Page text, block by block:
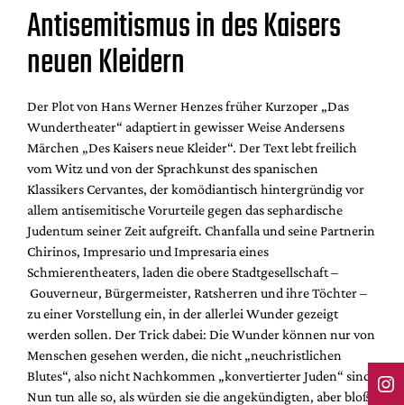
Antisemitismus in des Kaisers
neuen Kleidern
Der Plot von Hans Werner Henzes früher Kurzoper „Das
Wundertheater“ adaptiert in gewisser Weise Andersens
Märchen „Des Kaisers neue Kleider“. Der Text lebt freilich
vom Witz und von der Sprachkunst des spanischen
Klassikers Cervantes, der komödiantisch hintergründig vor
allem antisemitische Vorurteile gegen das sephardische
Judentum seiner Zeit aufgreift. Chanfalla und seine Partnerin
Chirinos, Impresario und Impresaria eines
Schmierentheaters, laden die obere Stadtgesellschaft –
Gouverneur, Bürgermeister, Ratsherren und ihre Töchter –
zu einer Vorstellung ein, in der allerlei Wunder gezeigt
werden sollen. Der Trick dabei: Die Wunder können nur von
Menschen gesehen werden, die nicht „neuchristlichen
Blutes“, also nicht Nachkommen „konvertierter Juden“ sind.
Nun tun alle so, als würden sie die angekündigten, aber bloß